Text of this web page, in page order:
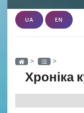
UA EN
> >
Хроніка